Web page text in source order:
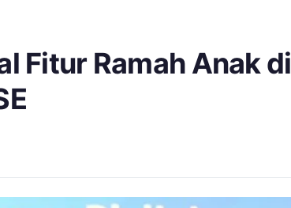
Fitur Ramah Anak di